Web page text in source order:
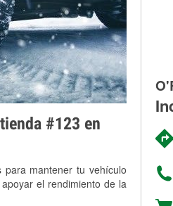
#123 en
mantener tu vehículo
el rendimiento de la